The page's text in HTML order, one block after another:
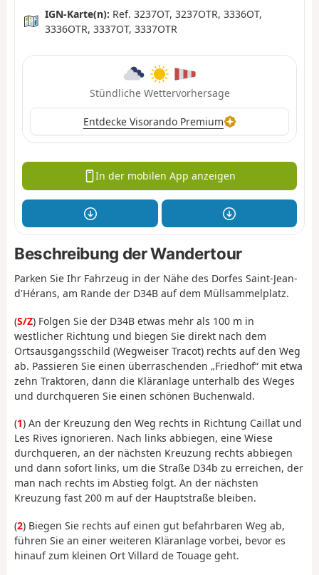
IGN-Karte(n): Ref. 3237OT, 3237OTR, 3336OT,
3336OTR, 3337OT, 3337OTR
Stündliche Wettervorhersage
Entdecke Visorando Premium
In der mobilen App anzeigen
Beschreibung der Wandertour
Parken Sie Ihr Fahrzeug in der Nähe des Dorfes Saint-Jean-
d'Hérans, am Rande der D34B auf dem Müllsammelplatz.
(S/Z) Folgen Sie der D34B etwas mehr als 100 m in
westlicher Richtung und biegen Sie direkt nach dem
Ortsausgangsschild (Wegweiser Tracot) rechts auf den Weg
ab. Passieren Sie einen überraschenden „Friedhof“ mit etwa
zehn Traktoren, dann die Kläranlage unterhalb des Weges
und durchqueren Sie einen schönen Buchenwald.
(1) An der Kreuzung den Weg rechts in Richtung Caillat und
Les Rives ignorieren. Nach links abbiegen, eine Wiese
durchqueren, an der nächsten Kreuzung rechts abbiegen
und dann sofort links, um die Straße D34b zu erreichen, der
man nach rechts im Abstieg folgt. An der nächsten
Kreuzung fast 200 m auf der Hauptstraße bleiben.
(2) Biegen Sie rechts auf einen gut befahrbaren Weg ab,
führen Sie an einer weiteren Kläranlage vorbei, bevor es
hinauf zum kleinen Ort Villard de Touage geht.